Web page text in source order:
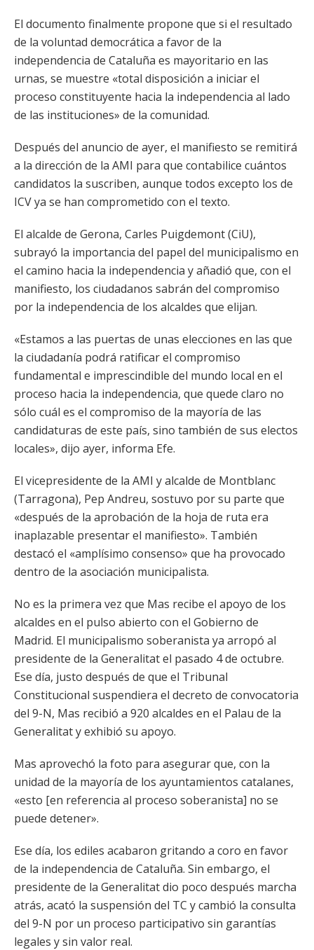
El documento finalmente propone que si el resultado
de la voluntad democrática a favor de la
independencia de Cataluña es mayoritario en las
urnas, se muestre «total disposición a iniciar el
proceso constituyente hacia la independencia al lado
de las instituciones» de la comunidad.
Después del anuncio de ayer, el manifiesto se remitirá
a la dirección de la AMI para que contabilice cuántos
candidatos la suscriben, aunque todos excepto los de
ICV ya se han comprometido con el texto.
El alcalde de Gerona, Carles Puigdemont (CiU),
subrayó la importancia del papel del municipalismo en
el camino hacia la independencia y añadió que, con el
manifiesto, los ciudadanos sabrán del compromiso
por la independencia de los alcaldes que elijan.
«Estamos a las puertas de unas elecciones en las que
la ciudadanía podrá ratificar el compromiso
fundamental e imprescindible del mundo local en el
proceso hacia la independencia, que quede claro no
sólo cuál es el compromiso de la mayoría de las
candidaturas de este país, sino también de sus electos
locales», dijo ayer, informa Efe.
El vicepresidente de la AMI y alcalde de Montblanc
(Tarragona), Pep Andreu, sostuvo por su parte que
«después de la aprobación de la hoja de ruta era
inaplazable presentar el manifiesto». También
destacó el «amplísimo consenso» que ha provocado
dentro de la asociación municipalista.
No es la primera vez que Mas recibe el apoyo de los
alcaldes en el pulso abierto con el Gobierno de
Madrid. El municipalismo soberanista ya arropó al
presidente de la Generalitat el pasado 4 de octubre.
Ese día, justo después de que el Tribunal
Constitucional suspendiera el decreto de convocatoria
del 9-N, Mas recibió a 920 alcaldes en el Palau de la
Generalitat y exhibió su apoyo.
Mas aprovechó la foto para asegurar que, con la
unidad de la mayoría de los ayuntamientos catalanes,
«esto [en referencia al proceso soberanista] no se
puede detener».
Ese día, los ediles acabaron gritando a coro en favor
de la independencia de Cataluña. Sin embargo, el
presidente de la Generalitat dio poco después marcha
atrás, acató la suspensión del TC y cambió la consulta
del 9-N por un proceso participativo sin garantías
legales y sin valor real.